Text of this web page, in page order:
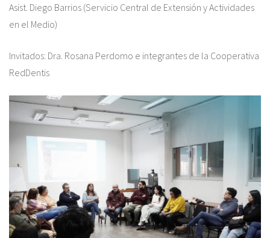
Asist. Diego Barrios (Servicio Central de Extensión y Actividades
en el Medio)
Invitados: Dra. Rosana Perdomo e integrantes de la Cooperativa
RedDentis